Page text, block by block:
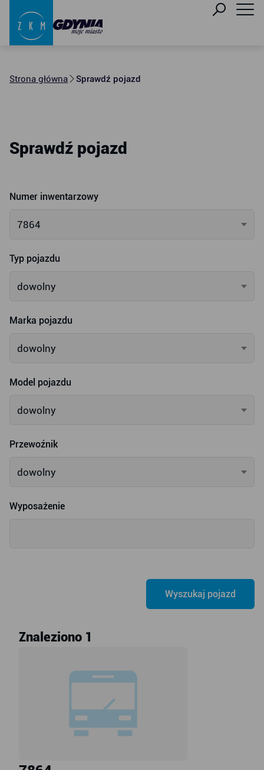
Strona główna Sprawdź pojazd
Sprawdź pojazd
Numer inwentarzowy
7864
Typ pojazdu
dowolny
Marka pojazdu
dowolny
Model pojazdu
dowolny
Przewoźnik
dowolny
Wyposażenie
Znaleziono 1